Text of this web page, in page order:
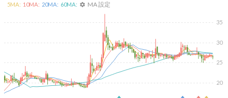
20
25
30
35
5MA: 10MA: 20MA: 60MA: settings MA 設定